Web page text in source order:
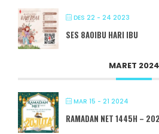
DES 22 - 24 2023
SES 8A0IBU HARI IBU
MARET 2024
MAR 15 - 21 2024
RAMADAN NET 1445H –